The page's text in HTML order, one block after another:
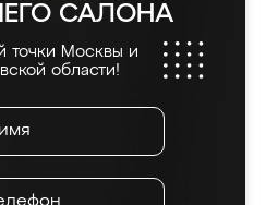
САЛОНА
точки Москвы и
области!